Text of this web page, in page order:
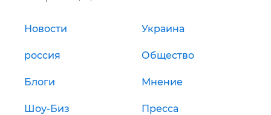
Новости Украина
россия Общество
Блоги Мнение
Шоу-Биз Пресса